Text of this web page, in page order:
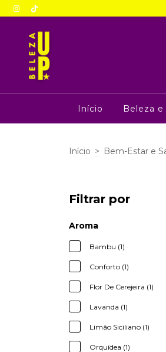
Início Beleza e
Início > Bem-Estar e
Filtrar por
Aroma
Bambu (1)
Conforto (1)
Flor De Cerejeira (1)
Lavanda (1)
Limão Siciliano (1)
Orquídea (1)